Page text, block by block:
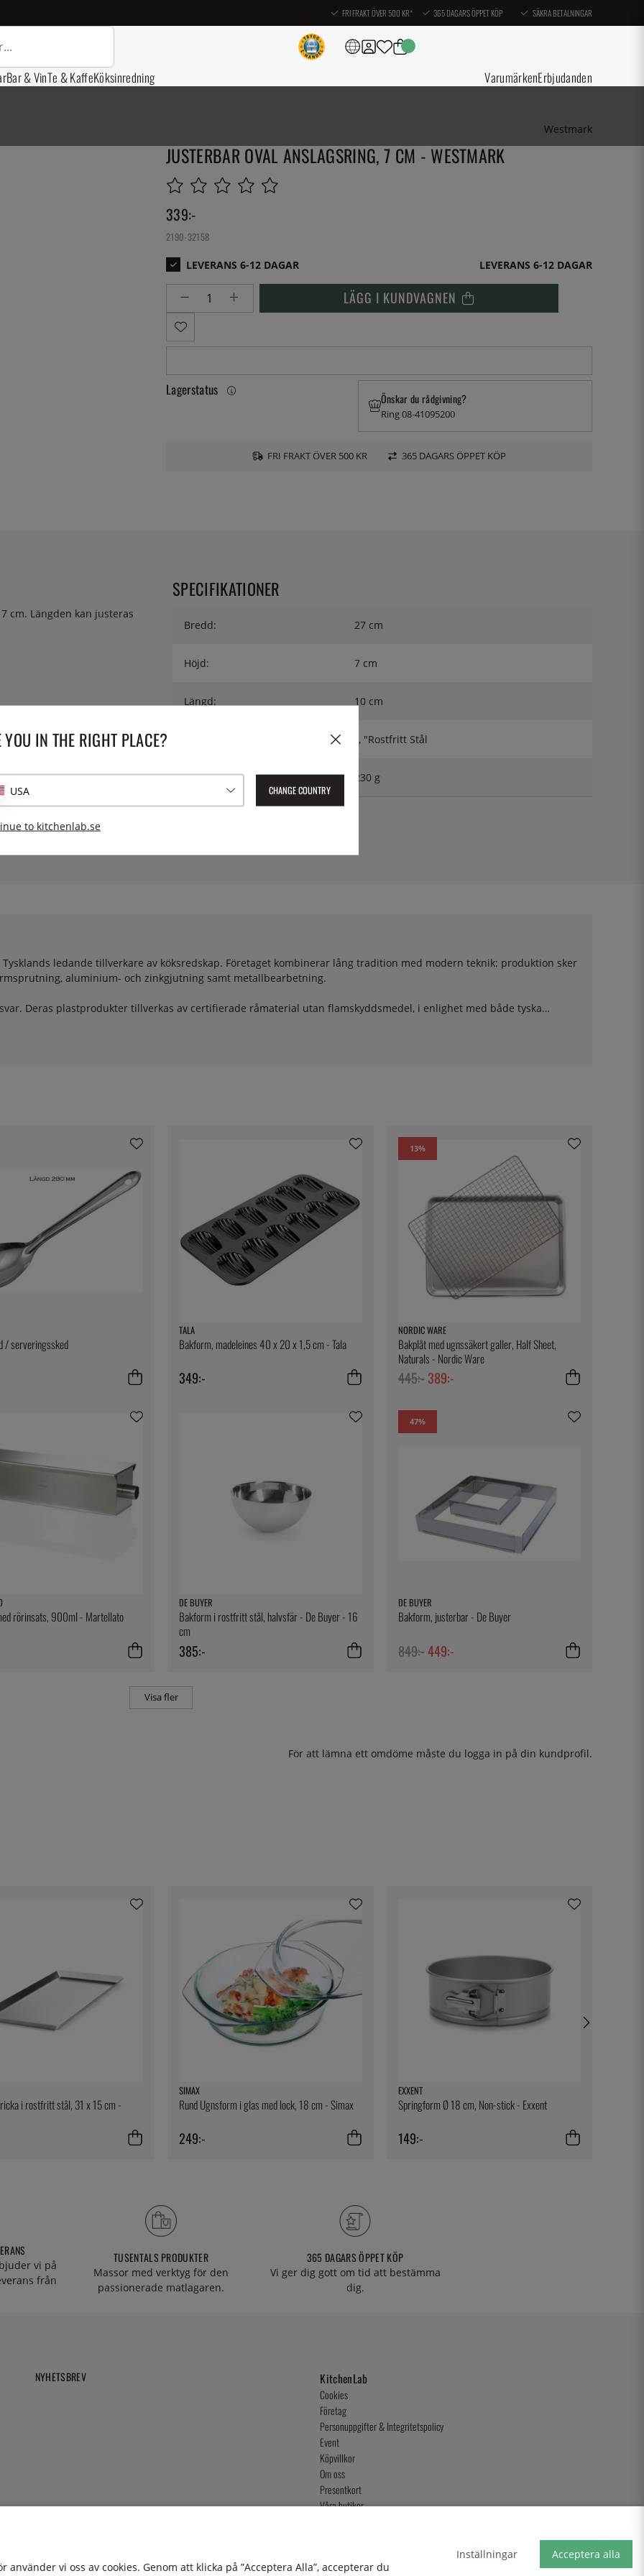
FRI FRAKT ÖVER 500 KR* 365 DAGARS ÖPPET KÖP SÄKRA BETALNINGAR
Bar & VinTe & KaffeKöksinredning VarumärkenErbjudanden
Westmark
JUSTERBAR OVAL ANSLAGSRING, 7 CM - WESTMARK
339:-
2190-32158
LEVERANS 6-12 DAGAR
LÄGG I KUNDVAGNEN
Lagerstatus
Önskar du rådgivning?
Ring 08-41095200
FRI FRAKT ÖVER 500 KR 365 DAGARS ÖPPET KÖP
cm. Längden kan justeras
SPECIFIKATIONER
Bredd: 27 cm
Höjd: 7 cm
Längd: 10 cm
", "Rostfritt Stål
Vikt: 230 g
ledande tillverkare av köksredskap. Företaget kombinerar lång tradition med modern teknik: produktion sker
aluminium- och zinkgjutning samt metallbearbetning.
Deras plastprodukter tillverkas av certifierade råmaterial utan flamskyddsmedel, i enlighet med både tyska
/ serveringssked
TALA
Bakform, madeleines 40 x 20 x 1,5 cm - Tala
349:-
13%
NORDIC WARE
Bakplåt med ugnssäkert galler, Half Sheet,
Naturals - Nordic Ware
445:- 389:-
rörinsats, 900ml - Martellato
DE BUYER
Bakform i rostfritt stål, halvsfär - De Buyer - 16
cm
385:-
47%
DE BUYER
Bakform, justerbar - De Buyer
849:- 449:-
Visa fler
För att lämna ett omdöme måste du logga in på din kundprofil.
i rostfritt stål, 31 x 15 cm -
SIMAX
Rund Ugnsform i glas med lock, 18 cm - Simax
249:-
EXXENT
Springform Ø 18 cm, Non-stick - Exxent
149:-
vi på
från
TUSENTALS PRODUKTER
Massor med verktyg för den
passionerade matlagaren.
365 DAGARS ÖPPET KÖP
Vi ger dig gott om tid att bestämma
dig.
NYHETSBREV KitchenLab
Cookies
Företag
Personuppgifter & Integritetspolicy
Event
Köpvillkor
Om oss
Presentkort
Våra butiker
vi oss av cookies. Genom att klicka på ”Acceptera Alla”, accepterar du
Inställningar Acceptera alla
YOU IN THE RIGHT PLACE?
USA CHANGE COUNTRY
to kitchenlab.se